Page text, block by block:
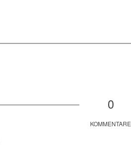
0
KOMMENTARE